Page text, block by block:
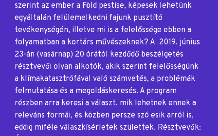
szerint az ember a Föld pestise, képesek lehetünk
egyáltalán felülemelkedni fajunk pusztító
tevékenységén, illetve mi is a felelőssége ebben a
folyamatban a kortárs művészeknek? A 2019. június
23-án (vasárnap) 20 órától kezdődő beszélgetés
résztvevői olyan alkotók, akik szerint felelősségünk
a klímakatasztrófával való számvetés, a problémák
felmutatása és a megoldáskeresés. A program
részben arra keresi a választ, mik lehetnek ennek a
releváns formái, és közben persze szó esik arról is,
eddig miféle válaszkísérletek születtek. Résztvevők: